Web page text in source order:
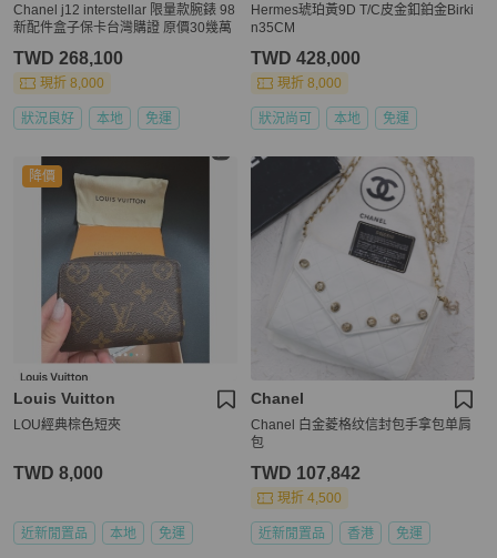
Chanel j12 interstellar 限量款腕錶 98
新配件盒子保卡台灣購證 原價30幾萬
TWD 268,100
現折 8,000
狀況良好 本地 免運
Hermes琥珀黃9D T/C皮金釦鉑金Birki
n35CM
TWD 428,000
現折 8,000
狀況尚可 本地 免運
降價
Louis Vuitton
LOU經典棕色短夾
TWD 8,000
近新閒置品 本地 免運
Chanel
Chanel 白金菱格纹信封包手拿包单肩
包
TWD 107,842
現折 4,500
近新閒置品 香港 免運